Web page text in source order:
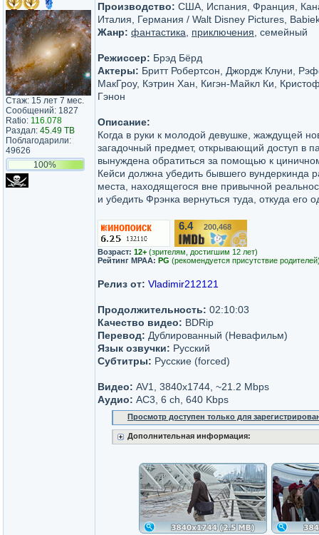
Стаж: 15 лет 7 мес.
Сообщений: 1827
Ratio: 116.078
Раздал: 45.49 TB
Поблагодарили:
49626
100%
Производство: США, Испания, Франция,
Италия, Германия / Walt Disney Pictures,
Жанр: фантастика приключения , семейный
Режиссер: Брэд Бёрд
Актеры: Бритт Робертсон, Джордж Клуни,
МакГроу, Кэтрин Хан, Кигэн-Майкл Ки,
Гэнон
Описание:
Когда в руки к молодой девушке, жаждущей
загадочный предмет, открывающий доступ в
вынуждена обратиться за помощью к
Кейси должна убедить бывшего вундеркинда
места, находящегося вне привычной
и убедить Фрэнка вернуться туда, откуда его
6.4/10 200,468
Возраст: 12+ (зрителям, достигшим 12 лет)
Рейтинг MPAA: PG (рекомендуется присутствие
Релиз от: Vladimir212121
Продолжительность: 02:10:03
Качество видео: BDRip
Перевод: Дублированный (Невафильм)
Язык озвучки: Русский
Субтитры: Русские (forced)
Видео: AV1, 3840x1744, ~21.2 Mbps
Аудио: AC3, 6 ch, 640 Kbps
Просмотр доступен только для
Дополнительная информация: